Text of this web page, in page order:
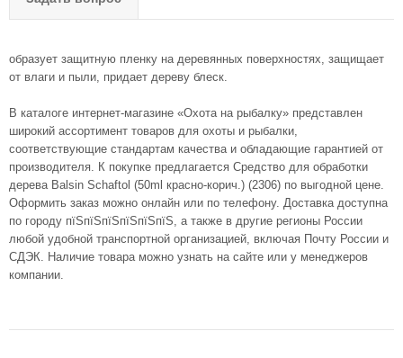
образует защитную пленку на деревянных поверхностях, защищает
от влаги и пыли, придает дереву блеск.
В каталоге интернет-магазине «Охота на рыбалку» представлен
широкий ассортимент товаров для охоты и рыбалки,
соответствующие стандартам качества и обладающие гарантией от
производителя. К покупке предлагается Средство для обработки
дерева Balsin Schaftol (50ml красно-корич.) (2306) по выгодной цене.
Оформить заказ можно онлайн или по телефону. Доставка доступна
по городу пїЅпїЅпїЅпїЅпїЅпїЅ, а также в другие регионы России
любой удобной транспортной организацией, включая Почту России и
СДЭК. Наличие товара можно узнать на сайте или у менеджеров
компании.